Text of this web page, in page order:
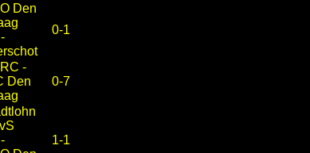
-
0-1
-
0-7
- 1-1